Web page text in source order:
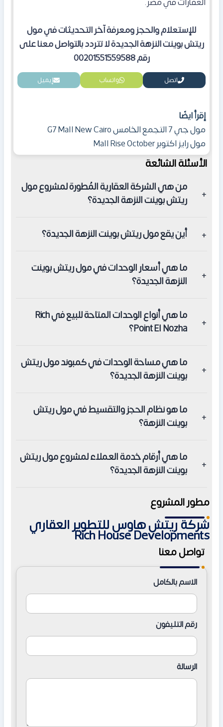
للإستعلام والحجز ومعرفة آخر التحديثات في مول
ريتش بوينت النزهة الجديدة لا تتردد بالتواصل معنا على
رقم00201551559588
اتصل واتساب إيميل
إقرأ ايضًا
مول جي 7 التجمع الخامس G7 Mall New Cairo
مول رايز اكتوبر Mall Rise October
الأسئلة الشائعة
من هي الشركة العقارية المُطورة لمشروع مول
ريتش بوينت النزهة الجديدة؟
شركة ريتش هاوس للتطوير العقاري
أين يقع مول ريتش بوينت النزهة الجديدة؟
يقع في قلب منطقة النزهة الجديدة على محور جوزيف تيتو في
الجهة المقابلة لمطار القاهرة الدولي وشارع طه حسين.
ما هي أسعار الوحدات في مول ريتش بوينت
النزهة الجديدة؟
يبدأ سعر الوحدات من 3,000,000 جنيه مصري.
ما هي أنواع الوحدات المتاحة للبيع في Rich
Point El Nozha؟
ومكاتب إدارية وعيادات طبية.
ما هي مساحة الوحدات في كمبوند مول ريتش
بوينت النزهة الجديدة؟
ما هو نظام الحجز والتقسيط في مول ريتش
بوينت النزهة؟
يبدأ حجز الوحدات في مول ريتش بوينت النزهة الجديدة بمقدم
30% وتقسيط الباقي على 4 سنوات أقساط متساوية بدون
ما هي أرقام خدمة العملاء لمشروع مول ريتش
بوينت النزهة الجديدة؟
رقم خدمة العملاء هي: +201551559588.
مطور المشروع
شركة ريتش هاوس للتطوير العقاري
Rich House Developments
تواصل معنا
الاسم بالكامل
رقم التليفون
الرسالة